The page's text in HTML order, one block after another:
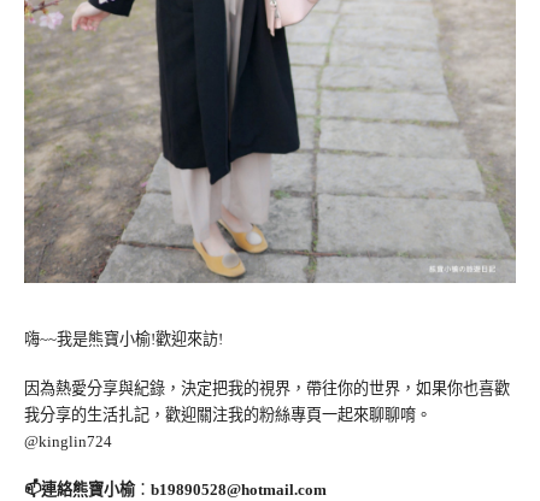
嗨~~我是熊寶小榆!歡迎來訪!
因為熱愛分享與紀錄，決定把我的視界，帶往你的世界，如果你也喜歡
我分享的生活扎記，歡迎關注我的粉絲專頁一起來聊聊唷。
@kinglin724
📫連絡熊寶小榆： b19890528@hotmail.com